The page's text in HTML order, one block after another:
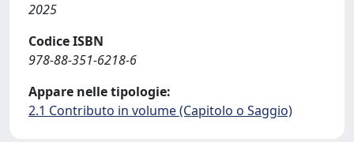
2025
Codice ISBN
978-88-351-6218-6
Appare nelle tipologie:
2.1 Contributo in volume (Capitolo o Saggio)